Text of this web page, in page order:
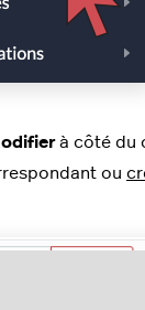
à côté du
ou